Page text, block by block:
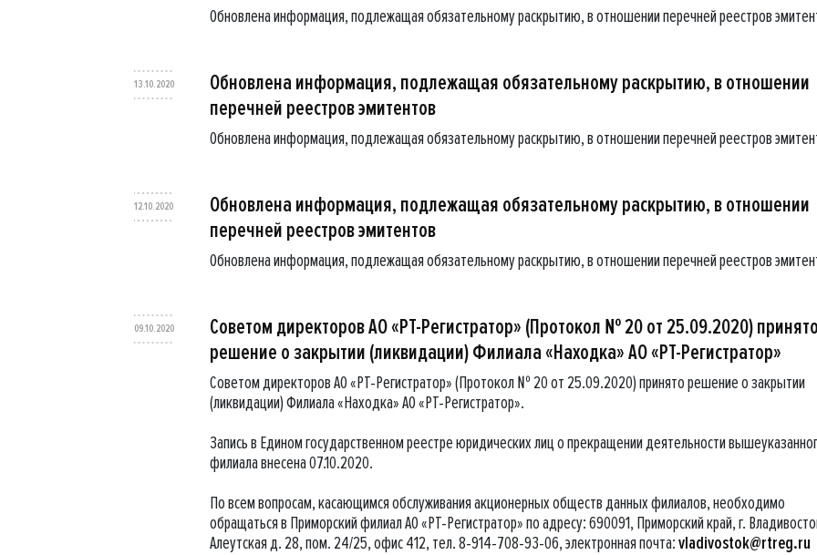
Обновлена информация, подлежащая обязательному раскрытию, в отношении перечней реестров
13.10.2020
Обновлена информация, подлежащая обязательному раскрытию, в отношении
перечней реестров эмитентов
Обновлена информация, подлежащая обязательному раскрытию, в отношении перечней реестров
12.10.2020
Обновлена информация, подлежащая обязательному раскрытию, в отношении
перечней реестров эмитентов
Обновлена информация, подлежащая обязательному раскрытию, в отношении перечней реестров
09.10.2020
Советом директоров АО «РТ-Регистратор» (Протокол № 20 от 25.09.2020) принято
решение о закрытии (ликвидации) Филиала «Находка» АО «РТ-Регистратор»
Советом директоров АО «РТ-Регистратор» (Протокол № 20 от 25.09.2020) принято решение о закрытии
(ликвидации) Филиала «Находка» АО «РТ-Регистратор».
Запись в Едином государственном реестре юридических лиц о прекращении деятельности
филиала внесена 07.10.2020.
По всем вопросам, касающимся обслуживания акционерных обществ данных филиалов, необходимо
обращаться в Приморский филиал АО «РТ-Регистратор» по адресу: 690091, Приморский край, г.
Алеутская д. 28, пом. 24/25, офис 412, тел. 8-914-708-93-06, электронная почта:vladivostok@rtreg.ru